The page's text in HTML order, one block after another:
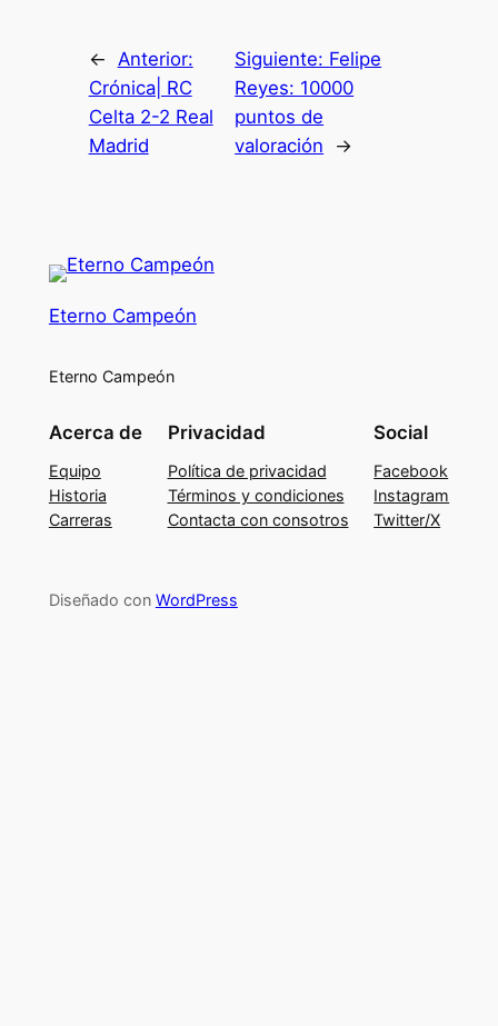
← Anterior:
Crónica| RC
Celta 2-2 Real
Madrid
Siguiente: Felipe
Reyes: 10000
puntos de
valoración
→
Eterno Campeón
Eterno Campeón
Acerca de
Equipo
Historia
Carreras
Privacidad
Política de privacidad
Términos y condiciones
Contacta con consotros
Social
Facebook
Instagram
Twitter/X
Diseñado con WordPress